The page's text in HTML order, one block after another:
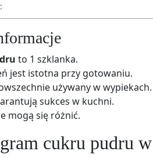
to 1 szklanka.
jest istotna przy gotowaniu.
używany w wypiekach.
sukces w kuchni.
mogą się różnić.
cukru pudru